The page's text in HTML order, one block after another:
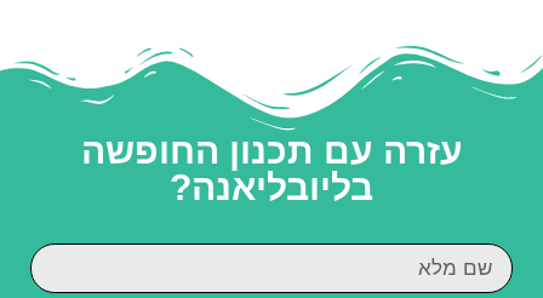
עזרה עם תכנון החופשה
בליובליאנה?